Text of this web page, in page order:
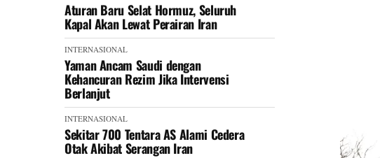
Aturan Baru Selat Hormuz, Seluruh
Kapal Akan Lewat Perairan Iran
INTERNASIONAL
Yaman Ancam Saudi dengan
Kehancuran Rezim Jika Intervensi
Berlanjut
INTERNASIONAL
Sekitar 700 Tentara AS Alami Cedera
Otak Akibat Serangan Iran